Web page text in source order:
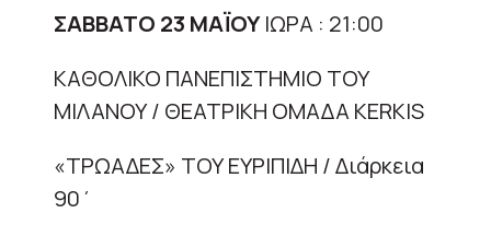
ΣΑΒΒΑΤΟ 23 ΜΑΪΟΥ|ΩΡΑ : 21:00
ΚΑΘΟΛΙΚΟ ΠΑΝΕΠΙΣΤΗΜΙΟ ΤΟΥ
ΜΙΛΑΝΟΥ / ΘΕΑΤΡΙΚΗ ΟΜΑΔΑ KERKIS
«ΤΡΩΑΔΕΣ» ΤΟΥ ΕΥΡΙΠΙΔΗ / Διάρκεια
90΄